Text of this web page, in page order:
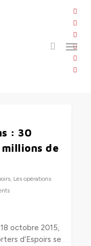
flickr
search
Menu
: 30
de
, Les opérations
octobre 2015,
d’Espoirs se